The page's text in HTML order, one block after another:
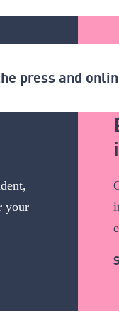
press and
your